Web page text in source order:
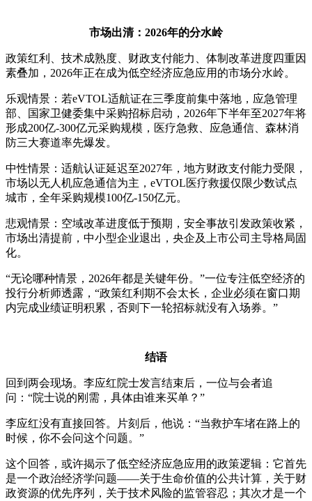
市场出清：2026年的分水岭
政策红利、技术成熟度、财政支付能力、体制改革进度四重因
素叠加，2026年正在成为低空经济应急应用的市场分水岭。
乐观情景：若eVTOL适航证在三季度前集中落地，应急管理
部、国家卫健委集中采购招标启动，2026年下半年至2027年将
形成200亿-300亿元采购规模，医疗急救、应急通信、森林消
防三大赛道率先爆发。
中性情景：适航认证延迟至2027年，地方财政支付能力受限，
市场以无人机应急通信为主，eVTOL医疗救援仅限少数试点
城市，全年采购规模100亿-150亿元。
悲观情景：空域改革进度低于预期，安全事故引发政策收紧，
市场出清提前，中小型企业退出，央企及上市公司主导格局固
化。
“无论哪种情景，2026年都是关键年份。”一位专注低空经济的
投行分析师透露，“政策红利期不会太长，企业必须在窗口期
内完成业绩证明积累，否则下一轮招标就没有入场券。”
结语
回到两会现场。李应红院士发言结束后，一位与会者追
问：“院士说的刚需，具体由谁来买单？”
李应红没有直接回答。片刻后，他说：“当救护车堵在路上的
时候，你不会问这个问题。”
这个回答，或许揭示了低空经济应急应用的政策逻辑：它首先
是一个政治经济学问题——关于生命价值的公共计算，关于财
政资源的优先序列，关于技术风险的监管容忍；其次才是一个